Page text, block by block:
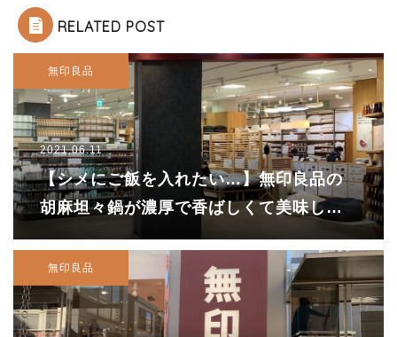
RELATED POST
無印良品
2021.06.11
【シメにご飯を入れたい…】無印良品の
胡麻坦々鍋が濃厚で香ばしくて美味しい
んです！！
無印良品